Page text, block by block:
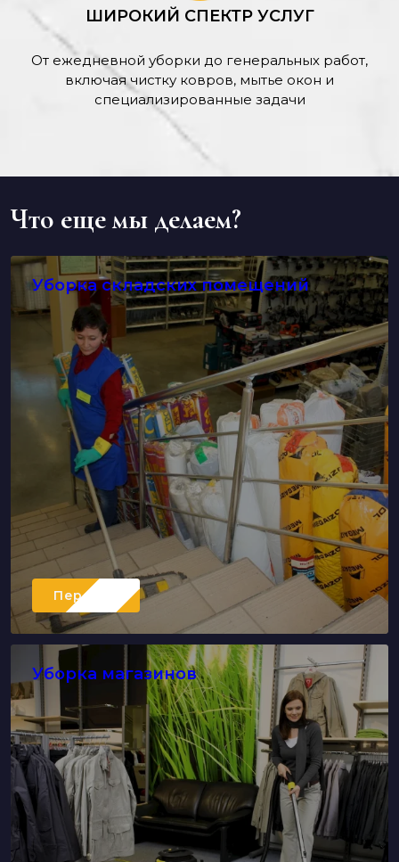
ШИРОКИЙ СПЕКТР УСЛУГ
От ежедневной уборки до генеральных работ,
включая чистку ковров, мытье окон и
специализированные задачи
Что еще мы делаем?
Уборка складских помещений
Перейти
Уборка магазинов